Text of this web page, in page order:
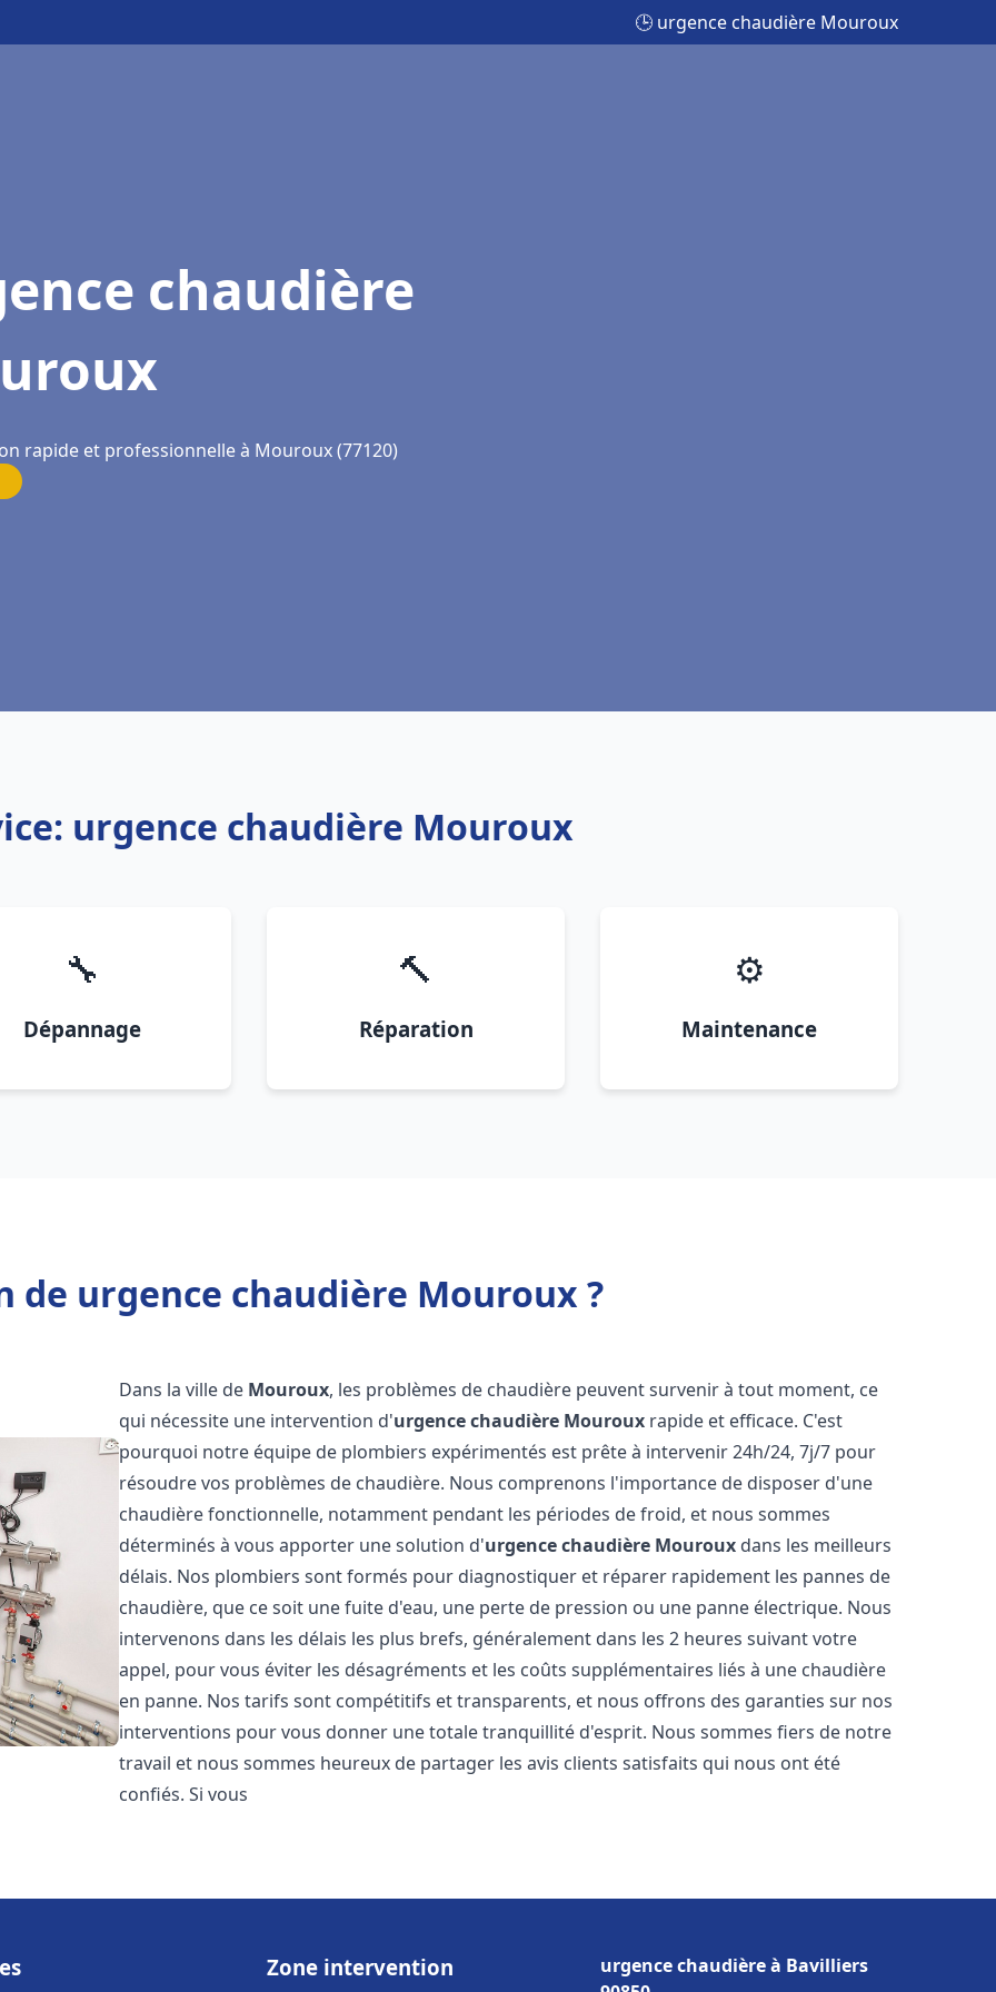
🕒 urgence chaudière Mouroux
chaudière
rapide et professionnelle à Mouroux (77120)
urgence chaudière Mouroux
🔧
Dépannage
🔨
Réparation
⚙️
Maintenance
de urgence chaudière Mouroux ?
Dans la ville de Mouroux, les problèmes de chaudière peuvent survenir à tout moment, ce
qui nécessite une intervention d'urgence chaudière Mouroux rapide et efficace. C'est
pourquoi notre équipe de plombiers expérimentés est prête à intervenir 24h/24, 7j/7 pour
résoudre vos problèmes de chaudière. Nous comprenons l'importance de disposer d'une
chaudière fonctionnelle, notamment pendant les périodes de froid, et nous sommes
déterminés à vous apporter une solution d'urgence chaudière Mouroux dans les meilleurs
délais. Nos plombiers sont formés pour diagnostiquer et réparer rapidement les pannes de
chaudière, que ce soit une fuite d'eau, une perte de pression ou une panne électrique. Nous
intervenons dans les délais les plus brefs, généralement dans les 2 heures suivant votre
appel, pour vous éviter les désagréments et les coûts supplémentaires liés à une chaudière
en panne. Nos tarifs sont compétitifs et transparents, et nous offrons des garanties sur nos
interventions pour vous donner une totale tranquillité d'esprit. Nous sommes fiers de notre
travail et nous sommes heureux de partager les avis clients satisfaits qui nous ont été
confiés. Si vous
Zone intervention
urgence chaudière à Bavilliers